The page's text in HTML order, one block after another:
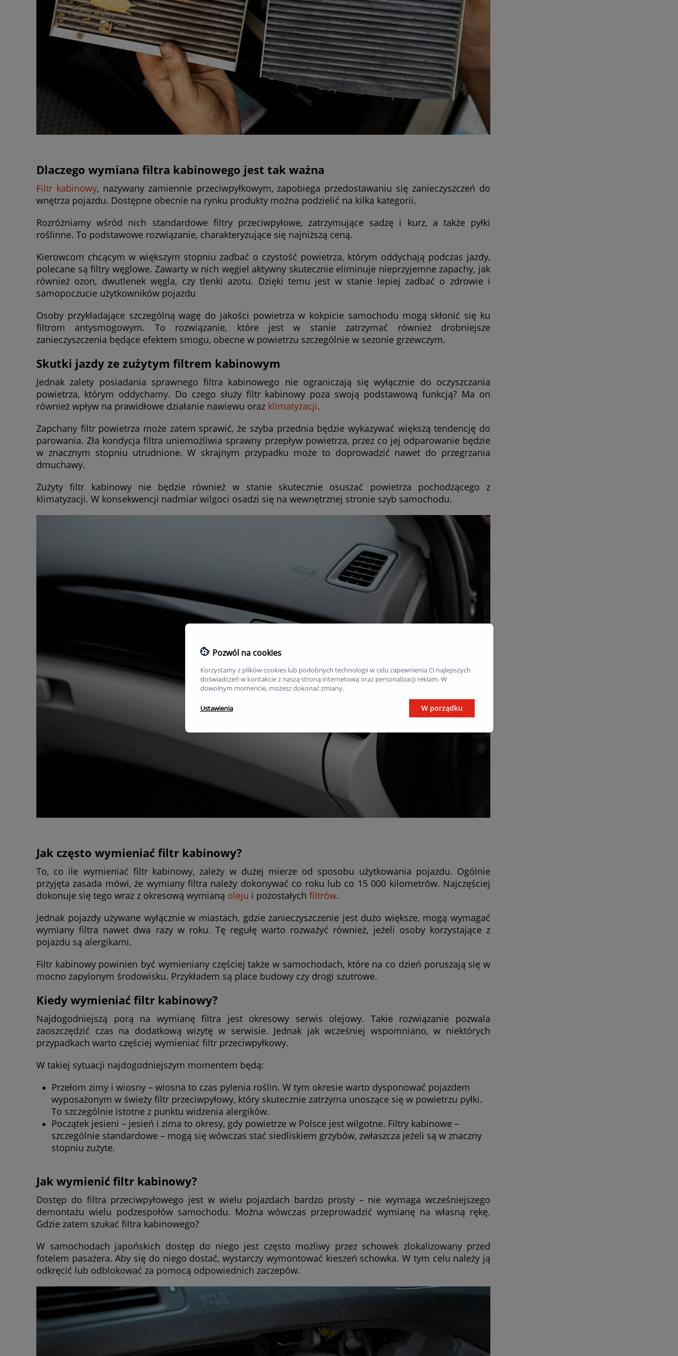
Dlaczego wymiana filtra kabinowego jest tak ważna
Filtr kabinowy, nazywany zamiennie przeciwpyłkowym, zapobiega przedostawaniu się zanieczyszczeń do
wnętrza pojazdu. Dostępne obecnie na rynku produkty można podzielić na kilka kategorii.
Rozróżniamy wśród nich standardowe filtry przeciwpyłowe, zatrzymujące sadzę i kurz, a także pyłki
roślinne. To podstawowe rozwiązanie, charakteryzujące się najniższą ceną.
Kierowcom chcącym w większym stopniu zadbać o czystość powietrza, którym oddychają podczas jazdy,
polecane są filtry węglowe. Zawarty w nich węgiel aktywny skutecznie eliminuje nieprzyjemne zapachy, jak
również ozon, dwutlenek węgla, czy tlenki azotu. Dzięki temu jest w stanie lepiej zadbać o zdrowie i
samopoczucie użytkowników pojazdu
Osoby przykładające szczególną wagę do jakości powietrza w kokpicie samochodu mogą skłonić się ku
filtrom antysmogowym. To rozwiązanie, które jest w stanie zatrzymać również drobniejsze
zanieczyszczenia będące efektem smogu, obecne w powietrzu szczególnie w sezonie grzewczym.
Skutki jazdy ze zużytym filtrem kabinowym
Jednak zalety posiadania sprawnego filtra kabinowego nie ograniczają się wyłącznie do oczyszczania
powietrza, którym oddychamy. Do czego służy filtr kabinowy poza swoją podstawową funkcją? Ma on
również wpływ na prawidłowe działanie nawiewu oraz klimatyzacji.
Zapchany filtr powietrza może zatem sprawić, że szyba przednia będzie wykazywać większą tendencję do
parowania. Zła kondycja filtra uniemożliwia sprawny przepływ powietrza, przez co jej odparowanie będzie
w znacznym stopniu utrudnione. W skrajnym przypadku może to doprowadzić nawet do przegrzania
dmuchawy.
Zużyty filtr kabinowy nie będzie również w stanie skutecznie osuszać powietrza pochodzącego z
klimatyzacji. W konsekwencji nadmiar wilgoci osadzi się na wewnętrznej stronie szyb samochodu.
Jak często wymieniać filtr kabinowy?
To, co ile wymieniać filtr kabinowy, zależy w dużej mierze od sposobu użytkowania pojazdu. Ogólnie
przyjęta zasada mówi, że wymiany filtra należy dokonywać co roku lub co 15 000 kilometrów. Najczęściej
dokonuje się tego wraz z okresową wymianą oleju i pozostałych filtrów.
Jednak pojazdy używane wyłącznie w miastach, gdzie zanieczyszczenie jest dużo większe, mogą wymagać
wymiany filtra nawet dwa razy w roku. Tę regułę warto rozważyć również, jeżeli osoby korzystające z
pojazdu są alergikami.
Filtr kabinowy powinien być wymieniany częściej także w samochodach, które na co dzień poruszają się w
mocno zapylonym środowisku. Przykładem są place budowy czy drogi szutrowe.
Kiedy wymieniać filtr kabinowy?
Najdogodniejszą porą na wymianę filtra jest okresowy serwis olejowy. Takie rozwiązanie pozwala
zaoszczędzić czas na dodatkową wizytę w serwisie. Jednak jak wcześniej wspomniano, w niektórych
przypadkach warto częściej wymieniać filtr przeciwpyłkowy.
W takiej sytuacji najdogodniejszym momentem będą:
Przełom zimy i wiosny – wiosna to czas pylenia roślin. W tym okresie warto dysponować pojazdem
wyposażonym w świeży filtr przeciwpyłowy, który skutecznie zatrzyma unoszące się w powietrzu pyłki.
To szczególnie istotne z punktu widzenia alergików.
Początek jesieni – jesień i zima to okresy, gdy powietrze w Polsce jest wilgotne. Filtry kabinowe –
szczególnie standardowe – mogą się wówczas stać siedliskiem grzybów, zwłaszcza jeżeli są w znaczny
stopniu zużyte.
Jak wymienić filtr kabinowy?
Dostęp do filtra przeciwpyłowego jest w wielu pojazdach bardzo prosty – nie wymaga wcześniejszego
demontażu wielu podzespołów samochodu. Można wówczas przeprowadzić wymianę na własną rękę.
Gdzie zatem szukać filtra kabinowego?
W samochodach japońskich dostęp do niego jest często możliwy przez schowek zlokalizowany przed
fotelem pasażera. Aby się do niego dostać, wystarczy wymontować kieszeń schowka. W tym celu należy ją
odkręcić lub odblokować za pomocą odpowiednich zaczepów.
Pozwól na cookies
Korzystamy z plików cookies lub podobnych technologii w celu zapewnienia Ci najlepszych
doświadczeń w kontakcie z naszą stroną internetową oraz personalizacji reklam. W
dowolnym momencie, możesz dokonać zmiany.
Ustawienia W porządku